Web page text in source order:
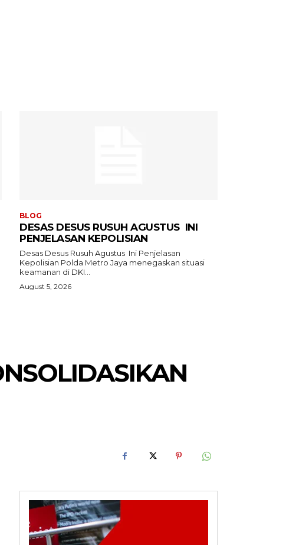
BLOG
DESAS DESUS RUSUH AGUSTUS INI
PENJELASAN KEPOLISIAN
Desas Desus Rusuh Agustus Ini Penjelasan
Kepolisian Polda Metro Jaya menegaskan situasi
keamanan di DKI...
August 5, 2026